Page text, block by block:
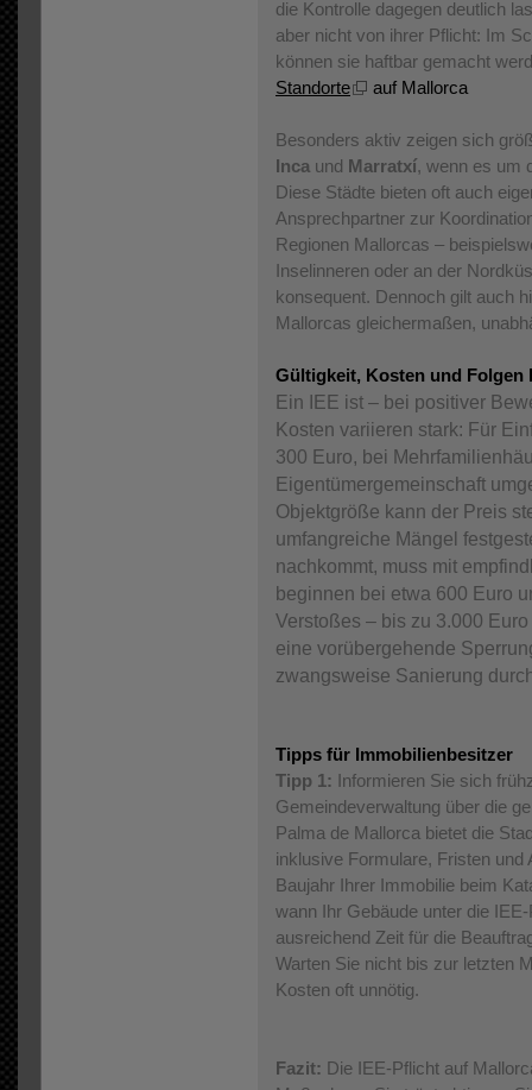
die Kontrolle dagegen deutlich
aber nicht von ihrer Pflicht: Im
können sie haftbar gemacht
Standorte
auf Mallorca
Besonders aktiv zeigen sich
Inca und Marratxí, wenn es um
Diese Städte bieten oft auch
Ansprechpartner zur
Regionen Mallorcas –
Inselinneren oder an der
konsequent. Dennoch gilt auch
Mallorcas gleichermaßen,
Gültigkeit, Kosten und Folgen
Ein IEE ist – bei positiver
Kosten variieren stark: Für
300 Euro, bei
Eigentümergemeinschaft
Objektgröße kann der Preis
umfangreiche Mängel
nachkommt, muss mit
beginnen bei etwa 600 Euro
Verstoßes – bis zu 3.000
eine vorübergehende
zwangsweise Sanierung
Tipps für Immobilienbesitzer
Tipp 1: Informieren Sie sich
Gemeindeverwaltung über die
Palma de Mallorca bietet die
inklusive Formulare, Fristen und
Baujahr Ihrer Immobilie beim
wann Ihr Gebäude unter die
ausreichend Zeit für die
Warten Sie nicht bis zur letzten
Kosten oft unnötig.
Fazit: Die IEE-Pflicht auf